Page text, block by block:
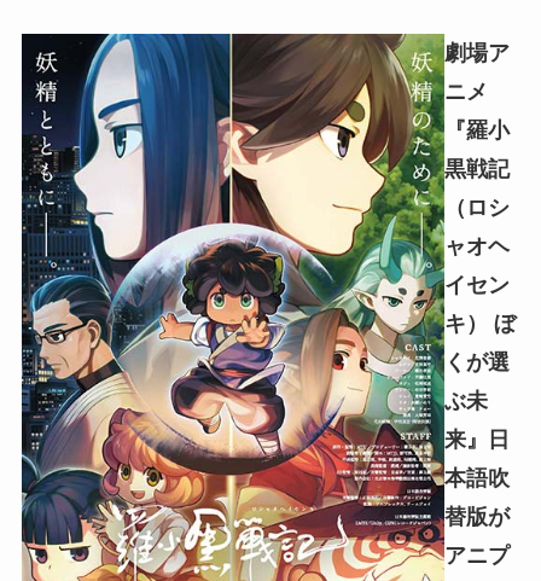
劇場ア
ニメ
『羅小
黒戦記
（ロシ
ャオヘ
イセン
キ） ぼ
くが選
ぶ未
来』日
本語吹
替版が
アニプ